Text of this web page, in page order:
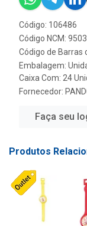
Código: 106486
Código NCM:
Código de Barras
Embalagem:
Caixa Com: 24
Fornecedor:
Faça seu
Produtos